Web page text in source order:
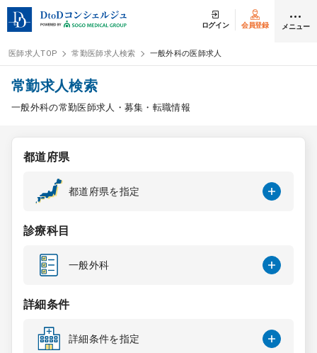
ログイン 会員登録 メニュー
ログイン
医師求人
常勤検索
スポット検索
DtoDの転職・
コンサルタント
医師求人TOP 常勤医師求人検索 一般外科の医師求人
常勤求人検索
一般外科の常勤医師求人・募集・転職情報
都道府県
都道府県を指定
診療科目
一般外科
詳細条件
詳細条件を指定